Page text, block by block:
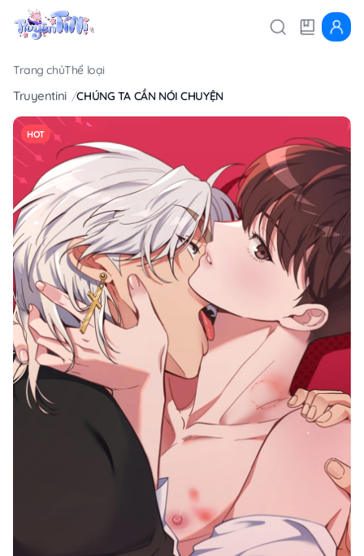
Trang chủThể loại
Truyentini CHÚNG TA CẦN NÓI CHUYỆN
HOT